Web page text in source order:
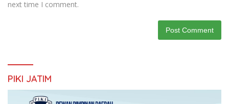
next time I comment.
PIKI JATIM